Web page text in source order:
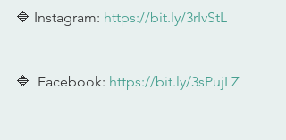
🔷 Instagram: https://bit.ly/3rIvStL
🔷  Facebook: https://bit.ly/3sPujLZ